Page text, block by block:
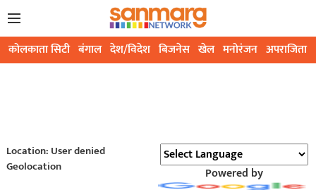
कोलकाता सिटी बंगाल देश/विदेश बिजनेस खेल मनोरंजन अपराजिता
Location: User denied
Geolocation
Powered by